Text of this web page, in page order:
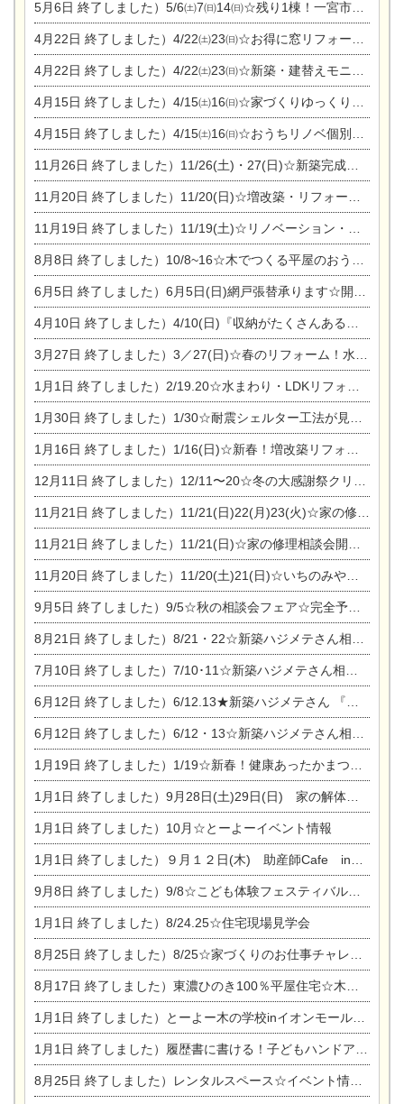
5月6日 終了しました）5/6㈯7㈰14㈰☆残り1棟！一宮市限定モニター募集相談会(新築・建替え)
4月22日 終了しました）4/22㈯23㈰☆お得に窓リフォーム個別相談会
4月22日 終了しました）4/22㈯23㈰☆新築・建替えモニター募集個別相談会
4月15日 終了しました）4/15㈯16㈰☆家づくりゆっくりじっくり個別相談会
4月15日 終了しました）4/15㈯16㈰☆おうちリノベ個別相談会
11月26日 終了しました）11/26(土)・27(日)☆新築完成見学会 in一宮市あずら
11月20日 終了しました）11/20(日)☆増改築・リフォームまつり＆秋の味覚まつり＆芸術祭
11月19日 終了しました）11/19(土)☆リノベーション・家の修理まつり＆増改築・リフォームまつりin扶桑ゴルフ
8月8日 終了しました）10/8~16☆木でつくる平屋のおうちのつくり方【完全予約制】
6月5日 終了しました）6月5日(日)網戸張替承ります☆開催！
4月10日 終了しました）4/10(日)『収納がたくさんあるおうち現場見学会』
3月27日 終了しました）3／27(日)☆春のリフォーム！水まわりLDKリフォーム相談会&今がチャンス！エアコン相談会
1月1日 終了しました）2/19.20☆水まわり・LDKリフォーム相談会＆エアコン相談会
1月30日 終了しました）1/30☆耐震シェルター工法が見れる完成見学会
1月16日 終了しました）1/16(日)☆新春！増改築リフォーム&家の修理まつり
12月11日 終了しました）12/11〜20☆冬の大感謝祭クリスマス相談会開催
11月21日 終了しました）11/21(日)22(月)23(火)☆家の修理まつり＆増改築リフォーム相談会
11月21日 終了しました）11/21(日)☆家の修理相談会開催 in 扶桑オークビレッジ
11月20日 終了しました）11/20(土)21(日)☆いちのみや逸品市に出店します【ひのきのバラ販売】
9月5日 終了しました）9/5☆秋の相談会フェア☆完全予約制
8月21日 終了しました）8/21・22☆新築ハジメテさん相談会 『集まれ！農地に家を建てたい人！』
7月10日 終了しました）7/10･11☆新築ハジメテさん相談会 『集まれ！農地に家を建てたい人！』完全予約制
6月12日 終了しました）6/12.13★新築ハジメテさん 『木の家 現場体感見学会』
6月12日 終了しました）6/12・13☆新築ハジメテさん相談会『今ある土地に家を建てる際の注意点』
1月19日 終了しました）1/19☆新春！健康あったかまつり＆増改築リフォームまつり
1月1日 終了しました）9月28日(土)29日(日) 家の解体なんでも相談会
1月1日 終了しました）10月☆とーよーイベント情報
1月1日 終了しました）９月１２日(木) 助産師Cafe in東陽住建
9月8日 終了しました）9/8☆こども体験フェスティバル☆一宮市民会館
1月1日 終了しました）8/24.25☆住宅現場見学会
8月25日 終了しました）8/25☆家づくりのお仕事チャレンジ
8月17日 終了しました）東濃ひのき100％平屋住宅☆木の家完成見学会
1月1日 終了しました）とーよー木の学校inイオンモール木曽川
1月1日 終了しました）履歴書に書ける！子どもハンドアロマ講座☆
8月25日 終了しました）レンタルスペース☆イベント情報☆チャイルドアロマセラピスト